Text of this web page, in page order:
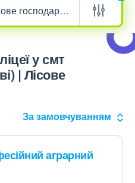
у смт
| Лісове
За замовчуванням
аграрний